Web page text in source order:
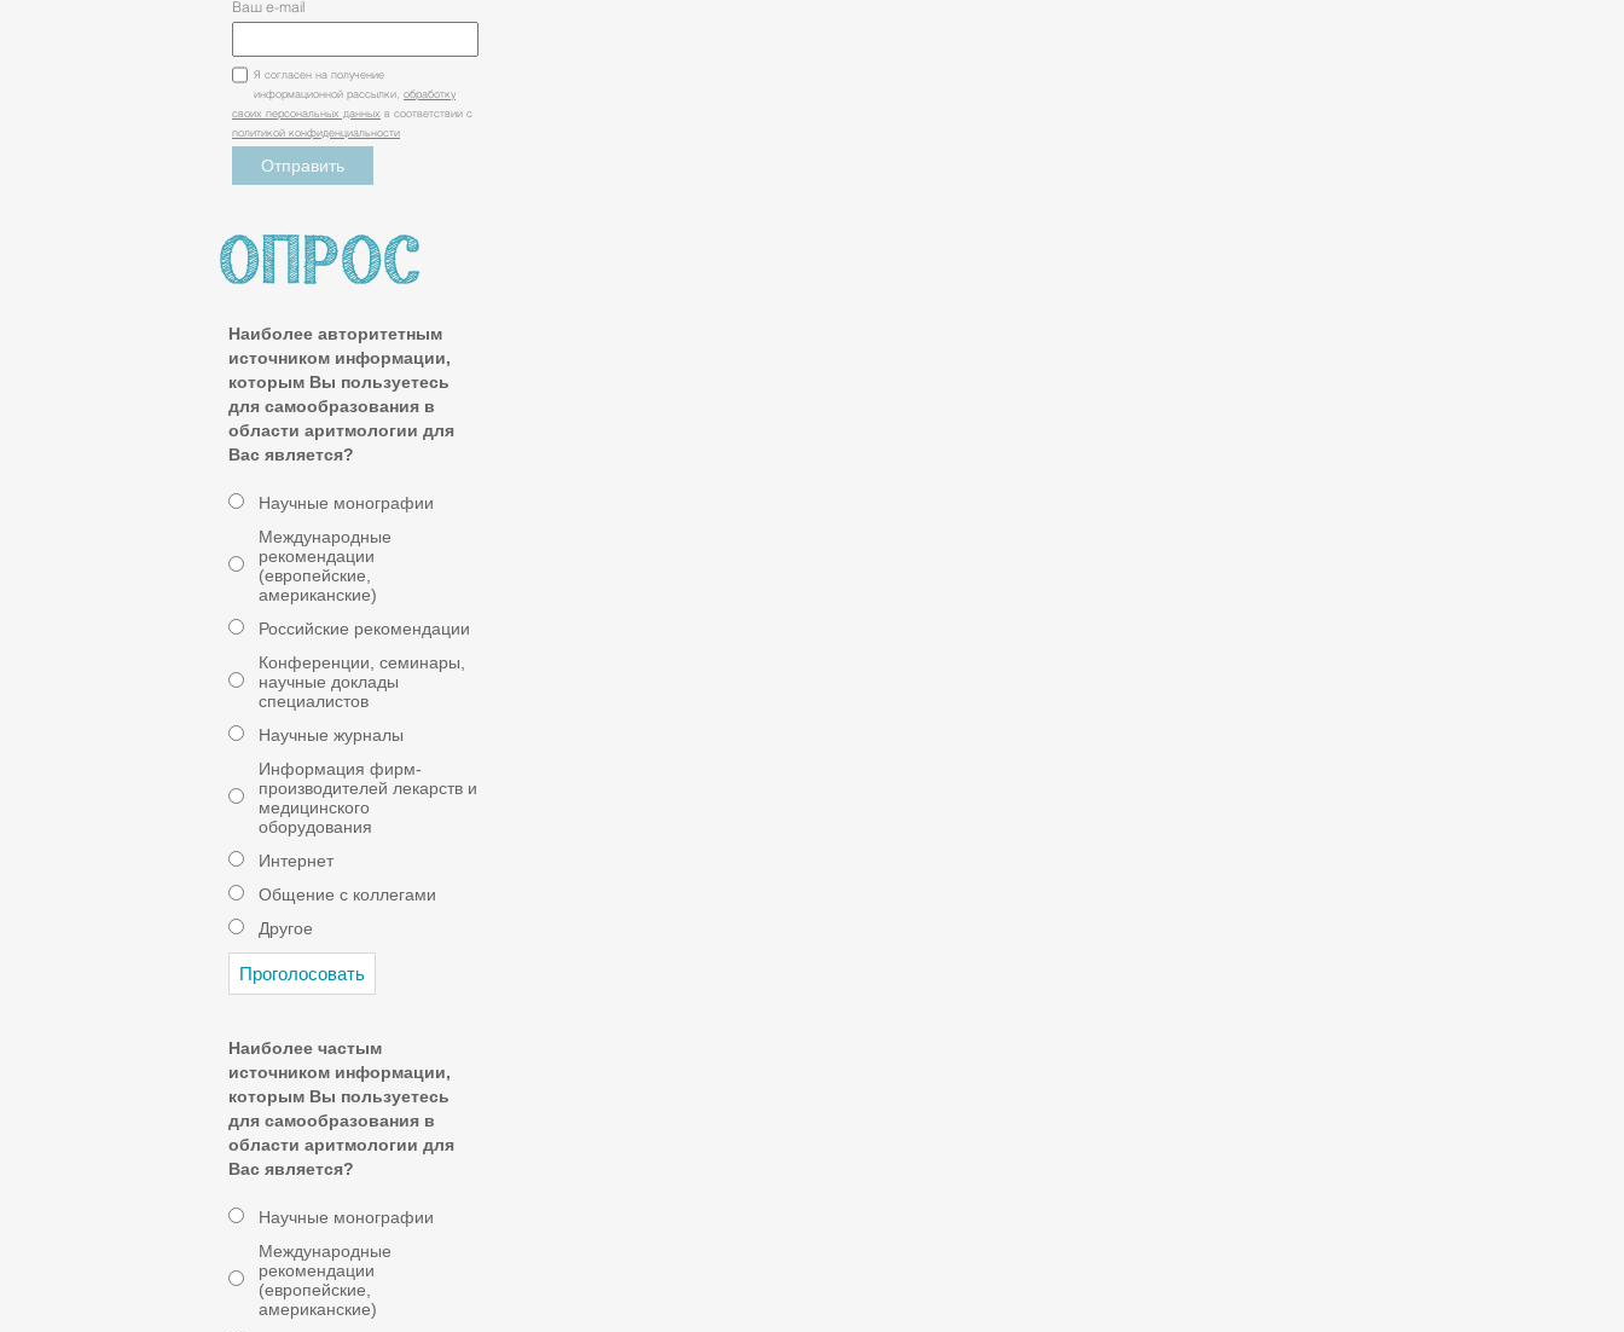
Ваш e-mail
Я согласен на получение
информационной рассылки, обработку
своих персональных данных
в соответствии с
политикой конфиденциальности
Наиболее авторитетным
источником информации,
которым Вы пользуетесь
для самообразования в
области аритмологии для
Вас является?
Научные монографии
Международные
рекомендации
(европейские,
американские)
Российские рекомендации
Конференции, семинары,
научные доклады
специалистов
Научные журналы
Информация фирм-
производителей лекарств и
медицинского
оборудования
Интернет
Общение с коллегами
Другое
Наиболее частым
источником информации,
которым Вы пользуетесь
для самообразования в
области аритмологии для
Вас является?
Научные монографии
Международные
рекомендации
(европейские,
американские)